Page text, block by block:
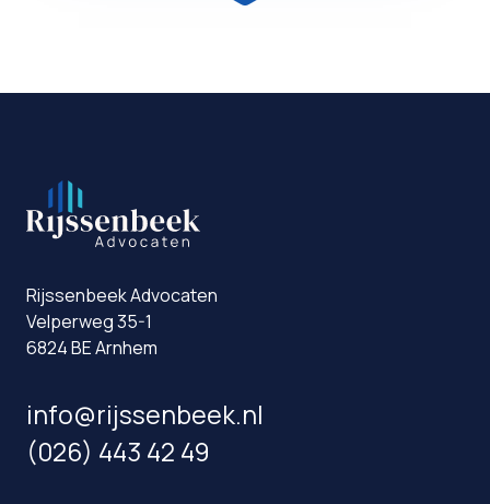
Rijssenbeek Advocaten
Velperweg 35-1
6824 BE Arnhem
info@rijssenbeek.nl
(026) 443 42 49